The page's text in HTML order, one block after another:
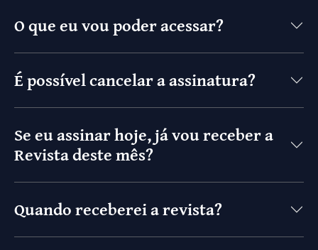
O que eu vou poder acessar?
É possível cancelar a assinatura?
Se eu assinar hoje, já vou receber a
Revista deste mês?
Quando receberei a revista?